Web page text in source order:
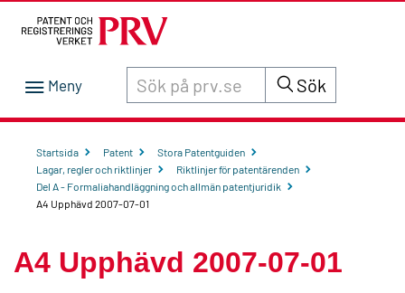
Sök innehåll på siten prv.se Sök
Startsida Patent
Stora Patentguiden
Lagar, regler och riktlinjer
Riktlinjer för patentärenden
Del A - Formaliahandläggning och allmän patentjuridik
A4 Upphävd 2007-07-01
A4 Upphävd 2007-07-01